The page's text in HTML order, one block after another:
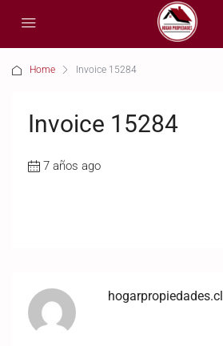
Home Invoice 15284
Invoice 15284
7 años ago
hogarpropiedades.cl